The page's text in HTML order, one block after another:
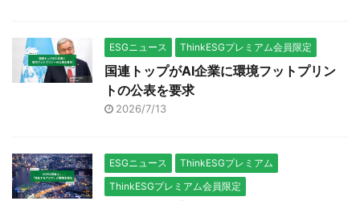
ESGニュース ThinkESGプレミアム会員限定
国連トップがAI企業に環境フットプリン
トの公表を要求
2026/7/13
ESGニュース
ThinkESGプレミアム
ThinkESGプレミアム会員限定